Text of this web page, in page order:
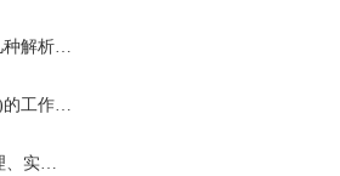
热重分析（TG-DTG）曲线的几种解析方法
一文详解扫描电子显微镜(SEM)的工作原理及应用技术
一文详细介绍he染色的基本原理、实验步骤及注意事项